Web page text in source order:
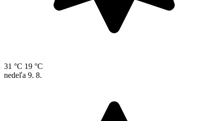
31 °C 19 °C
nedeľa 9. 8.